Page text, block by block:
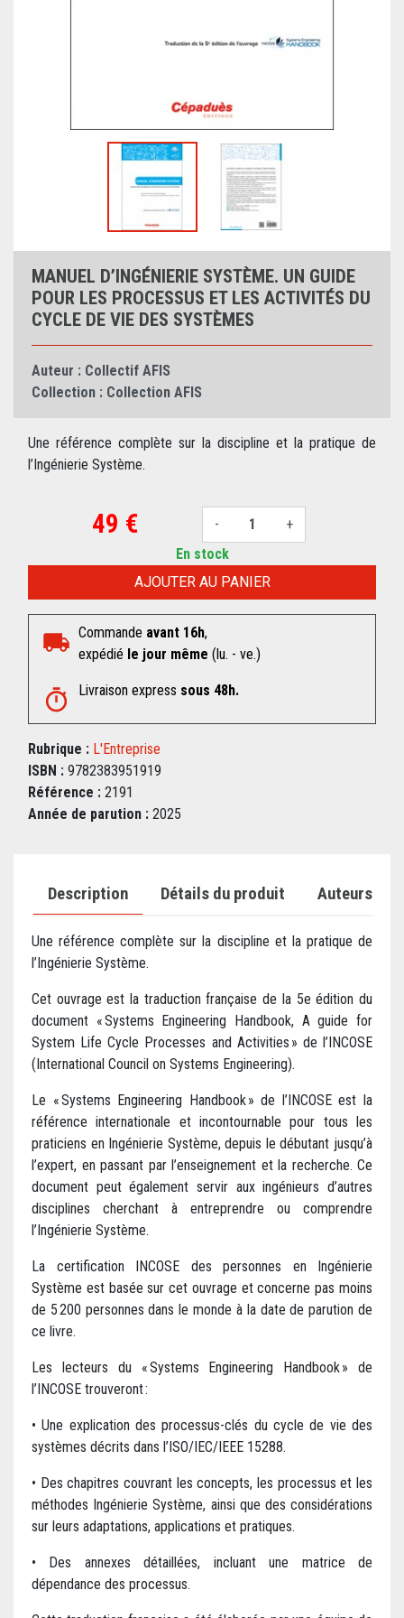
MANUEL D’INGÉNIERIE SYSTÈME. UN GUIDE
POUR LES PROCESSUS ET LES ACTIVITÉS DU
CYCLE DE VIE DES SYSTÈMES
Auteur : Collectif AFIS
Collection : Collection AFIS
Une référence complète sur la discipline et la pratique de
l’Ingénierie Système.
49 € - +
AJOUTER AU PANIER
En stock
Commande avant 16h,
expédié le jour même (lu. - ve.)
Livraison express sous 48h.
Rubrique : L'Entreprise
ISBN : 9782383951919
Référence : 2191
Année de parution : 2025
Description Détails du produit Auteurs
Une référence complète sur la discipline et la pratique de
l’Ingénierie Système.
Cet ouvrage est la traduction française de la 5e édition du
document « Systems Engineering Handbook, A guide for
System Life Cycle Processes and Activities » de l’INCOSE
(International Council on Systems Engineering).
Le « Systems Engineering Handbook » de l’INCOSE est la
référence internationale et incontournable pour tous les
praticiens en Ingénierie Système, depuis le débutant jusqu’à
l’expert, en passant par l’enseignement et la recherche. Ce
document peut également servir aux ingénieurs d’autres
disciplines cherchant à entreprendre ou comprendre
l’Ingénierie Système.
La certification INCOSE des personnes en Ingénierie
Système est basée sur cet ouvrage et concerne pas moins
de 5 200 personnes dans le monde à la date de parution de
ce livre.
Les lecteurs du « Systems Engineering Handbook » de
l’INCOSE trouveront :
• Une explication des processus-clés du cycle de vie des
systèmes décrits dans l’ISO/IEC/IEEE 15288.
• Des chapitres couvrant les concepts, les processus et les
méthodes Ingénierie Système, ainsi que des considérations
sur leurs adaptations, applications et pratiques.
• Des annexes détaillées, incluant une matrice de
dépendance des processus.